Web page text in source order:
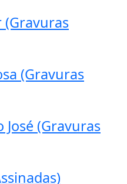
(Gravuras
(Gravuras
(Gravuras